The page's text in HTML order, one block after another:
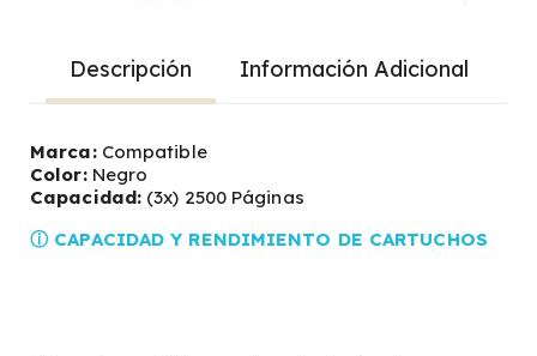
Descripción Información Adicional
Marca:Compatible
Color:Negro
Capacidad: (3x) 2500 Páginas
ⓘ CAPACIDAD Y RENDIMIENTO DE CARTUCHOS